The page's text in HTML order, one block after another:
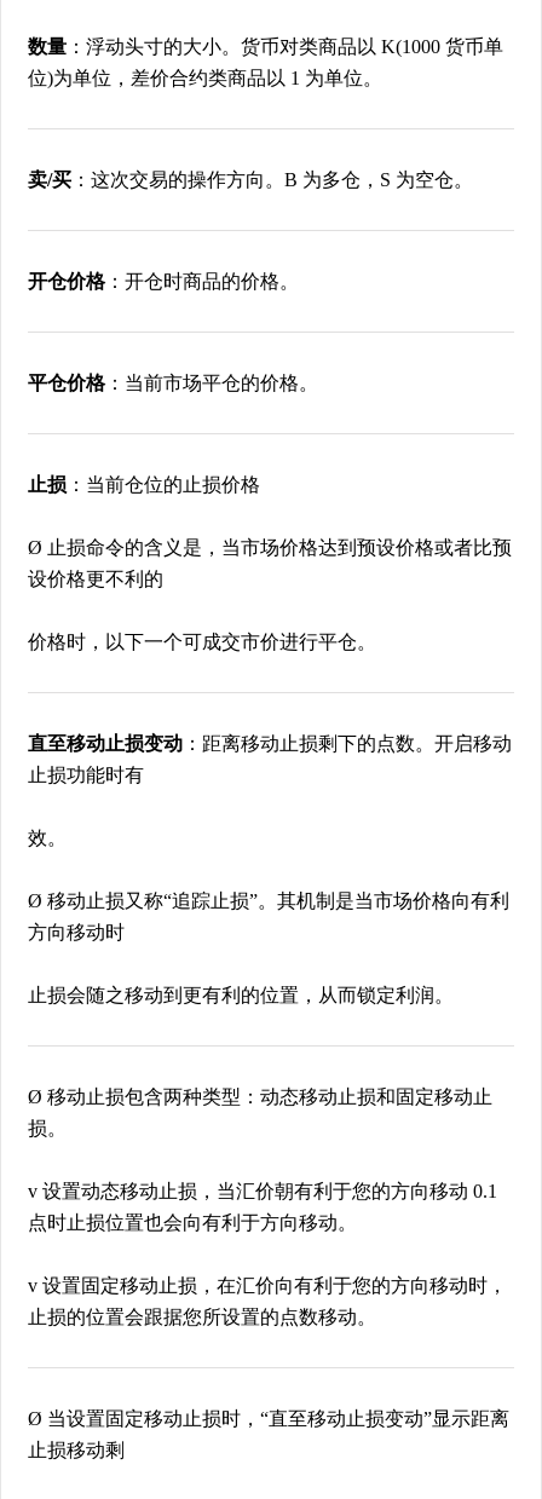
数量 ：浮动头寸的大小。货币对类商品以 K(1000 货币单
位)为单位，差价合约类商品以 1 为单位。
卖/买 ：这次交易的操作方向。B 为多仓，S 为空仓。
开仓价格：开仓时商品的价格。
平仓价格：当前市场平仓的价格。
止损 ：当前仓位的止损价格
Ø 止损命令的含义是，当市场价格达到预设价格或者比预
设价格更不利的
价格时，以下一个可成交市价进行平仓。
直至移动止损变动 ：距离移动止损剩下的点数。开启移动
止损功能时有
效。
Ø 移动止损又称“追踪止损”。其机制是当市场价格向有利
方向移动时
止损会随之移动到更有利的位置，从而锁定利润。
Ø 移动止损包含两种类型：动态移动止损和固定移动止
损。
v 设置动态移动止损，当汇价朝有利于您的方向移动 0.1
点时止损位置也会向有利于方向移动。
v 设置固定移动止损，在汇价向有利于您的方向移动时，
止损的位置会跟据您所设置的点数移动。
Ø 当设置固定移动止损时，“直至移动止损变动”显示距离
止损移动剩